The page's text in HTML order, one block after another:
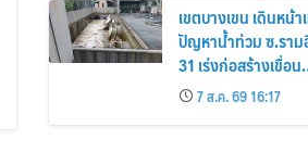
เขตบางเขน เดินหน้
ปัญหาน้ำท่วม ซ.ราม
31 เร่งก่อสร้างเขื่อน
คอนกรีต-เพิ่มประสิท
ระบายน้ำคาดแล้วเสร็จ
พ.ค. 70
7 ส.ค. 69 16:17